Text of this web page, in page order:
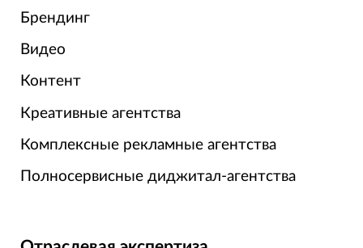
Брендинг
Видео
Контент
Креативные агентства
Комплексные рекламные агентства
Полносервисные диджитал-агентства